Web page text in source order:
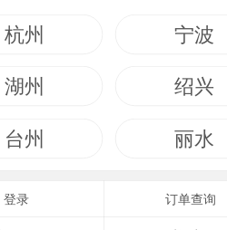
杭州 宁波
湖州 绍兴
台州 丽水
登录 订单查询